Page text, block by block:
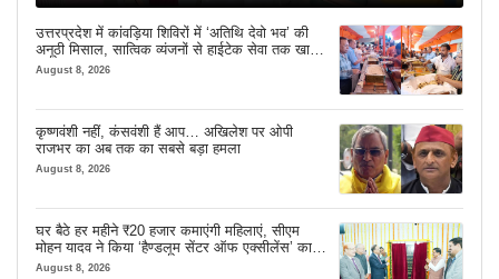
उत्तरप्रदेश में कांवड़िया शिविरों में ‘अतिथि देवो भव’ की
अनूठी मिसाल, सात्विक व्यंजनों से हाईटेक सेवा तक खास
इंतजाम
August 8, 2026
कृष्णवंशी नहीं, कंसवंशी हैं आप… अखिलेश पर ओपी
राजभर का अब तक का सबसे बड़ा हमला
August 8, 2026
घर बैठे हर महीने ₹20 हजार कमाएंगी महिलाएं, सीएम
मोहन यादव ने किया ‘हैण्डलूम सेंटर ऑफ एक्सीलेंस’ का
शुभारंभ
August 8, 2026